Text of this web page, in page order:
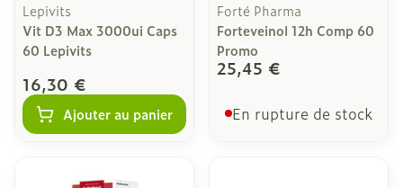
Lepivits
Vit D3 Max 3000ui Caps
60 Lepivits
16,30 €
Ajouter au panier
Forté Pharma
Forteveinol 12h Comp 60
Promo
25,45 €
En rupture de stock